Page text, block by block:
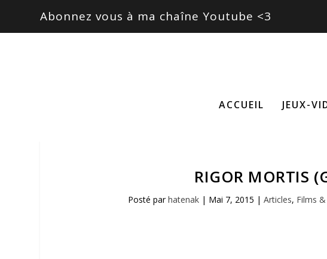
Abonnez vous à ma chaîne Youtube <3
ACCUEIL JEUX-
RIGOR MORTIS
Posté parhatenak| Mai 7, 2015 | Articles, Films